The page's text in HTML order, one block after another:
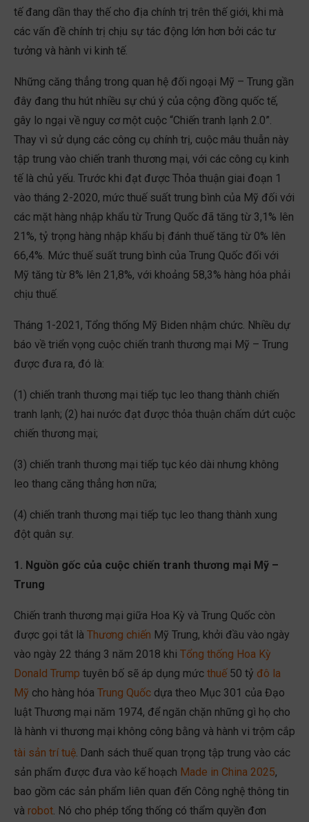
tế đang dần thay thế cho địa chính trị trên thế giới, khi mà
các vấn đề chính trị chịu sự tác động lớn hơn bởi các tư
tưởng và hành vi kinh tế.
Những căng thẳng trong quan hệ đối ngoại Mỹ – Trung gần
đây đang thu hút nhiều sự chú ý của cộng đồng quốc tế,
gây lo ngại về nguy cơ một cuộc “Chiến tranh lạnh 2.0”.
Thay vì sử dụng các công cụ chính trị, cuộc mâu thuẫn này
tập trung vào chiến tranh thương mại, với các công cụ kinh
tế là chủ yếu. Trước khi đạt được Thỏa thuận giai đoạn 1
vào tháng 2-2020, mức thuế suất trung bình của Mỹ đối với
các mặt hàng nhập khẩu từ Trung Quốc đã tăng từ 3,1% lên
21%, tỷ trọng hàng nhập khẩu bị đánh thuế tăng từ 0% lên
66,4%. Mức thuế suất trung bình của Trung Quốc đối với
Mỹ tăng từ 8% lên 21,8%, với khoảng 58,3% hàng hóa phải
chịu thuế.
Tháng 1-2021, Tổng thống Mỹ Biden nhậm chức. Nhiều dự
báo về triển vọng cuộc chiến tranh thương mại Mỹ – Trung
được đưa ra, đó là:
(1) chiến tranh thương mại tiếp tục leo thang thành chiến
tranh lạnh; (2) hai nước đạt được thỏa thuận chấm dứt cuộc
chiến thương mại;
(3) chiến tranh thương mại tiếp tục kéo dài nhưng không
leo thang căng thẳng hơn nữa;
(4) chiến tranh thương mại tiếp tục leo thang thành xung
đột quân sự.
1. Nguồn gốc của cuộc chiến tranh thương mại Mỹ –
Trung
Chiến tranh thương mại giữa Hoa Kỳ và Trung Quốc còn
được gọi tắt là Thương chiến Mỹ Trung, khởi đầu vào ngày
vào ngày 22 tháng 3 năm 2018 khi Tổng thống Hoa Kỳ
Donald Trump tuyên bố sẽ áp dụng mức thuế50 tỷ đô la
Mỹ cho hàng hóa Trung Quốc dựa theo Mục 301 của Đạo
luật Thương mại năm 1974, để ngăn chặn những gì họ cho
là hành vi thương mại không công bằng và hành vi trộm cắp
tài sản trí tuệ. Danh sách thuế quan trọng tập trung vào các
sản phẩm được đưa vào kế hoạch Made in China 2025,
bao gồm các sản phẩm liên quan đến Công nghệ thông tin
và robot. Nó cho phép tổng thống có thẩm quyền đơn